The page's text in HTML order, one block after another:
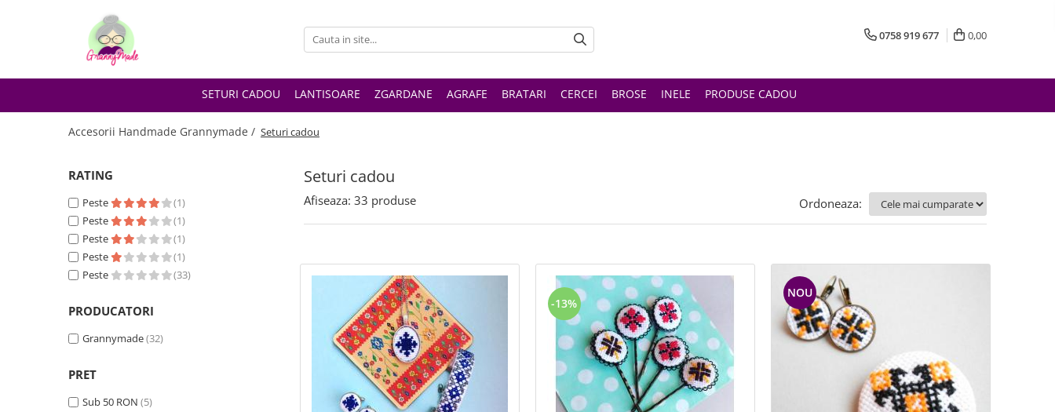
0758 919 677 0,00
SETURI CADOU LANTISOARE ZGARDANE AGRAFE BRATARI CERCEI BROSE INELE PRODUSE CADOU
Accesorii Handmade Grannymade / Seturi cadou
Seturi cadou
RATING
Peste
(1)
Peste
(1)
Peste
(1)
Peste
(1)
Peste
(33)
PRODUCATORI
Grannymade(32)
PRET
Sub 50 RON (5)
Afiseaza: 33 produse Ordoneaza:
-13%
NOU